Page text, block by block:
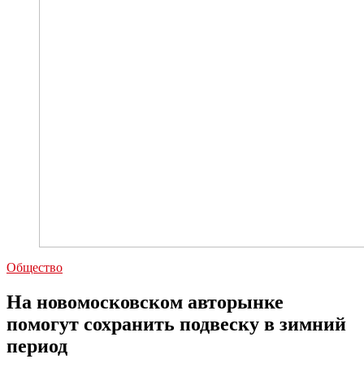
Общество
На новомосковском авторынке
помогут сохранить подвеску в зимний
период